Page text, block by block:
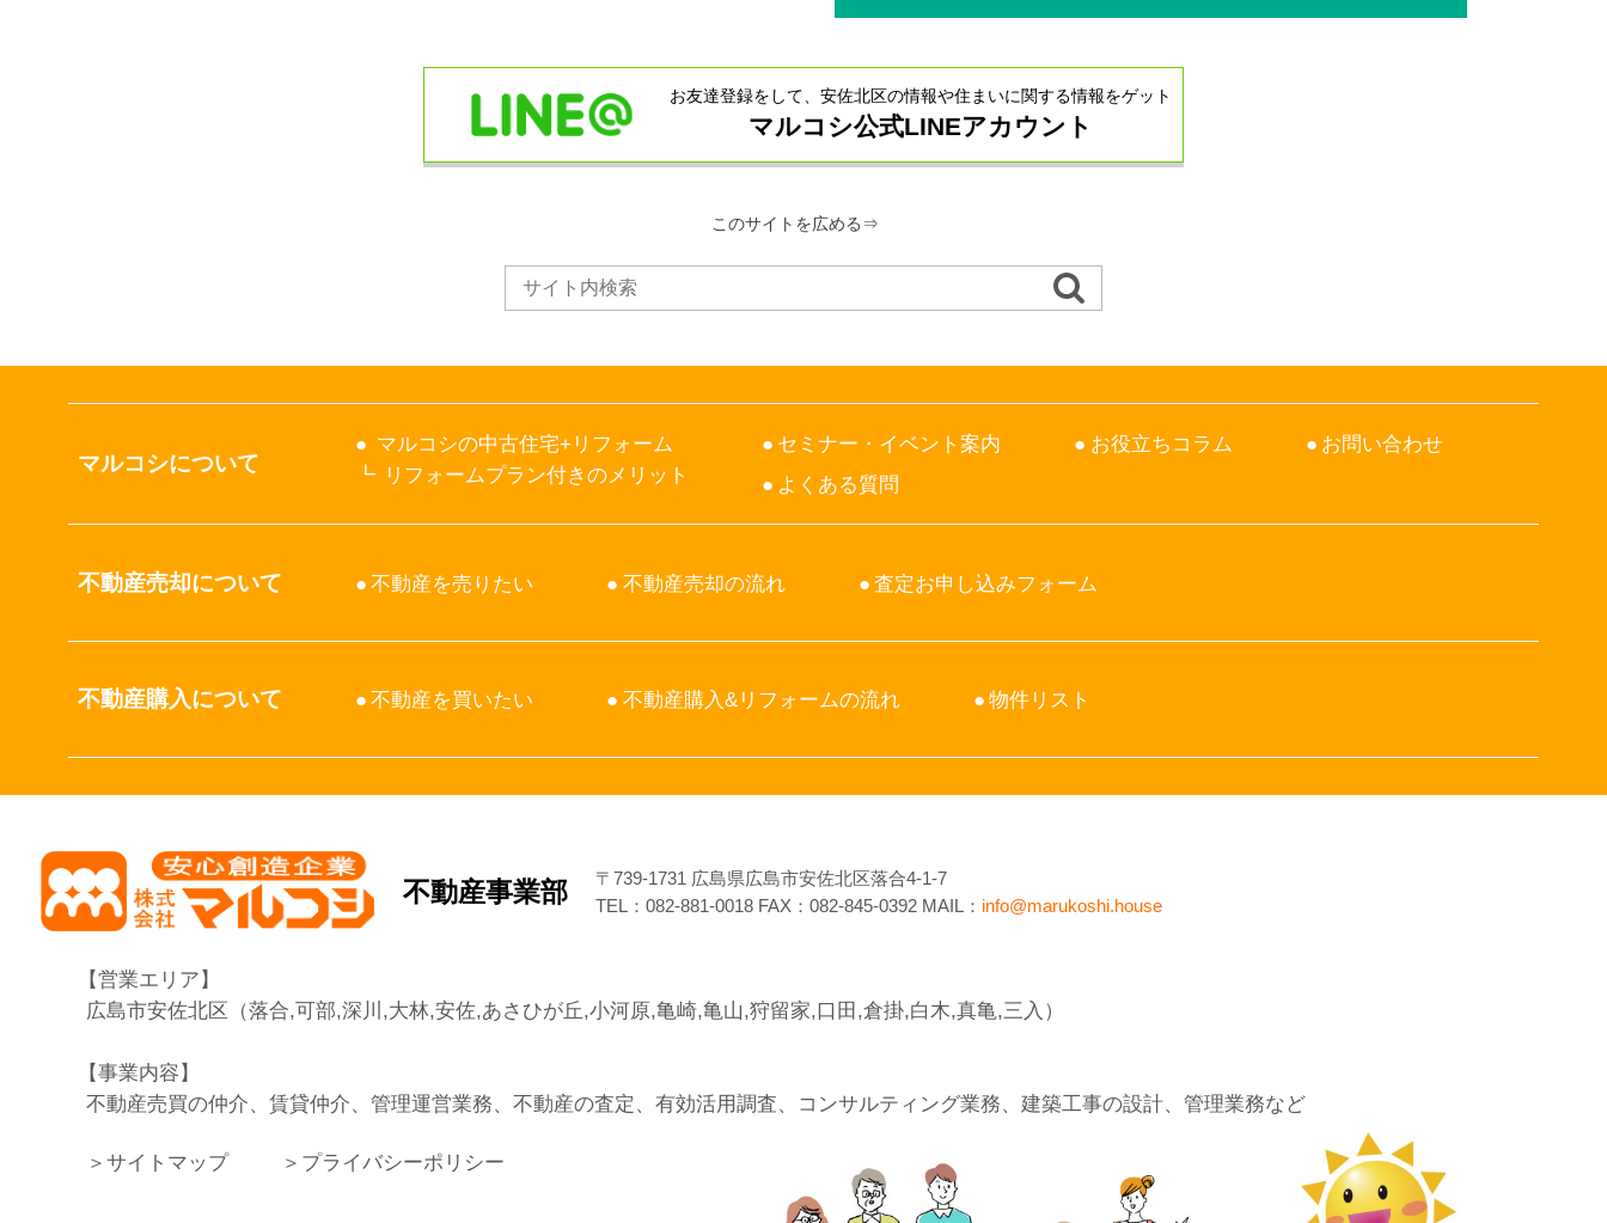
お友達登録をして、安佐北区の情報や住まいに関する情報をゲット
マルコシ公式LINEアカウント
このサイトを広める
マルコシについて
マルコシの中古住宅+リフォーム
リフォームプラン付きのメリット
セミナー・イベント案内 お役立ちコラム
お問い合わせ
よくある質問
不動産売却について 不動産を売りたい 不動産売却の流れ 査定お申し込みフォーム
不動産購入について 不動産を買いたい 不動産購入&リフォームの流れ 物件リスト
不動産事業部
〒739-1731 広島県広島市安佐北区落合4-1-7
TEL： 082-881-0018FAX：082-845-0392 MAIL： info@marukoshi.house
営業エリア
広島市安佐北区（落合,可部,深川,大林,安佐,あさひが丘,小河原,亀崎,亀山,狩留家,口田,倉掛,白木,真亀,三入）
事業内容
不動産売買の仲介、賃貸仲介、管理運営業務、不動産の査定、有効活用調査、コンサルティング業務、建築工事の設計、管理業務など
サイトマップ プライバシーポリシー